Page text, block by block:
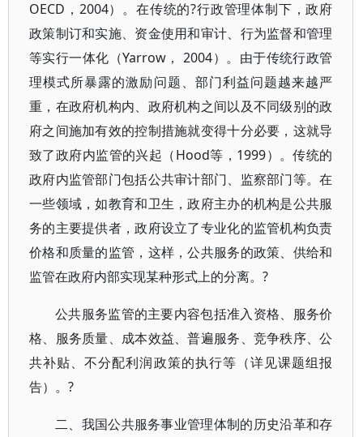
OECD，2004）。在传统的?行政管理体制下，政府
政策制订和实施、资金使用和审计、行为监督和管理
等实行一体化（Yarrow， 2004）。由于传统行政管
理模式所暴露的激励问题、部门利益问题越来越严
重，在政府机构内、政府机构之间以及不同级别的政
府之间施加有效的控制措施就变得十分必要，这就导
致了政府内监管的兴起（Hood等，1999）。传统的
政府内监管部门包括公共审计部门、监察部门等。在
一些领域，如教育和卫生，政府主办的机构是公共服
务的主要提供者，政府设立了专业化的监管机构负责
价格和质量的监管，这样，公共服务的政策、供给和
监管在政府内部实现某种形式上的分离。?
公共服务监管的主要内容包括准入资格、服务价
格、服务质量、成本效益、普遍服务、竞争秩序、公
共补贴、不分配利润政策的执行等（详见课题组报
告）。?
二、我国公共服务事业管理体制的历史沿革和存